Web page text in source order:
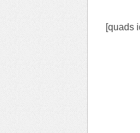
[quads